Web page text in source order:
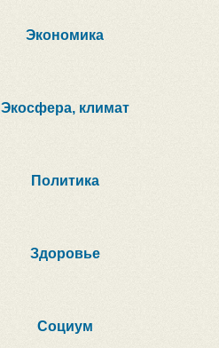
Экономика
Экосфера, климат
Политика
Здоровье
Социум